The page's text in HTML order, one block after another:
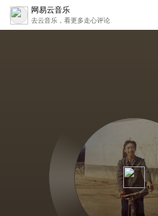
网易云音乐
去云音乐，看更多走心评论